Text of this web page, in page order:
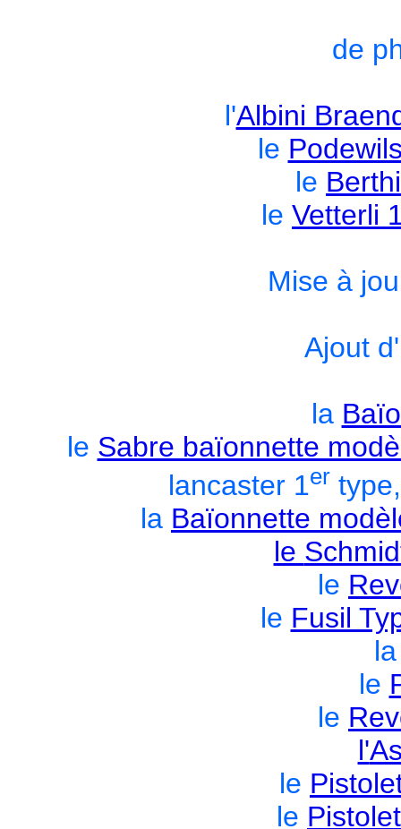
de
l'Albini
le
le
le Vetterli
Mise à
Ajout
la
le Sabre baïonnette
lancaster 1er
la Baïonnette
le
le
le Fusil
le
le
l'
le
le